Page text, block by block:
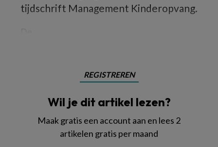
tijdschrift Management Kinderopvang.
REGISTREREN
Wil je dit artikel lezen?
Maak gratis een account aan en lees 2
artikelen gratis per maand